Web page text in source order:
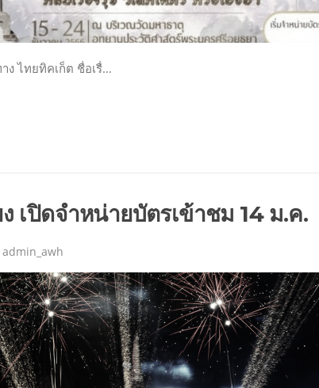
ง ไทยทิคเก็ต ชื่อเรื่…
เปิดจำหน่ายบัตรเข้าชม 14 ม.ค.
admin_awh